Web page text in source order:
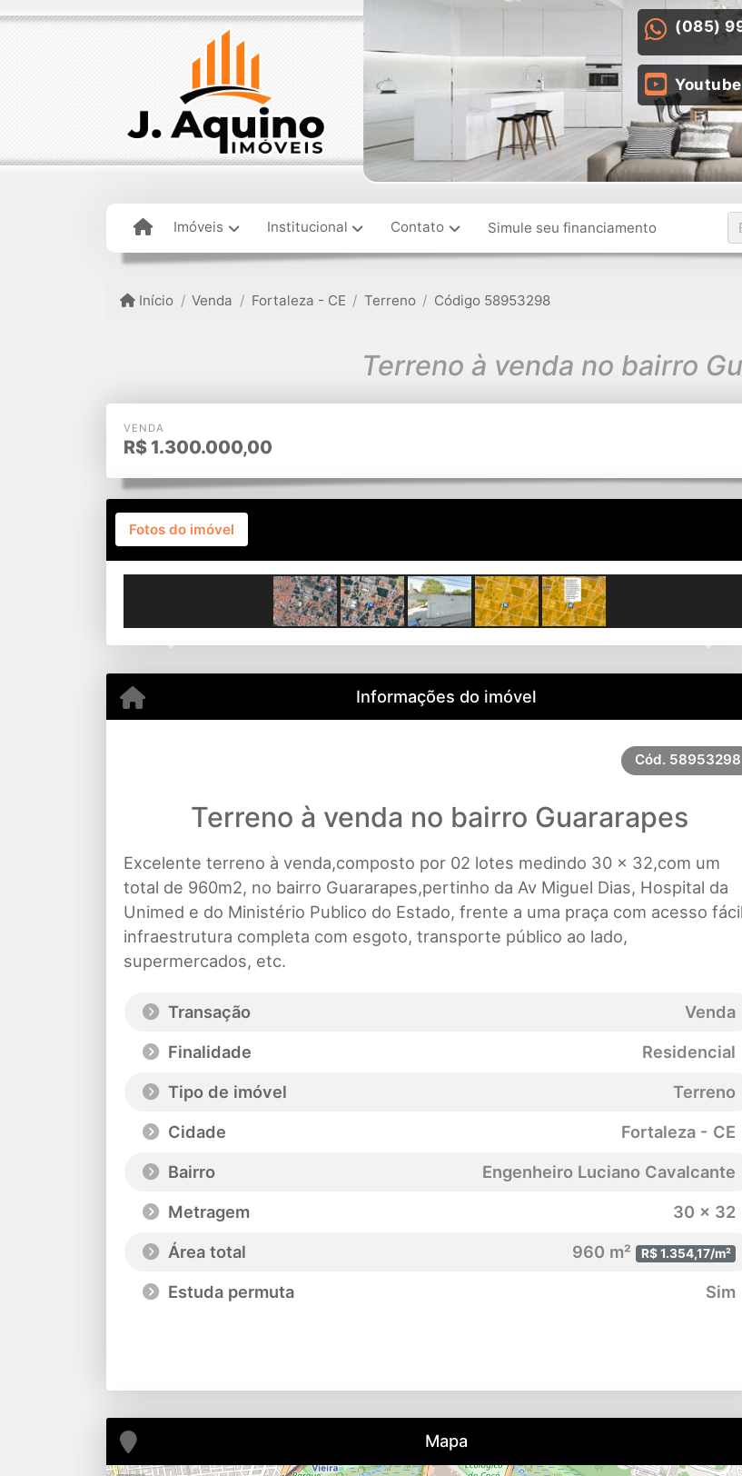
(085)
Youtube
Imóveis Institucional Contato Simule seu financiamento
Início Venda Fortaleza - CE Terreno Código 58953298
Terreno à venda no bairro
VENDA
R$ 1.300.000,00
Fotos do imóvel
Previous Next
Informações do imóvel
Cód. 58953298
Terreno à venda no bairro Guararapes
Excelente terreno à venda,composto por 02 lotes medindo 30 x 32,com um
total de 960m2, no bairro Guararapes,pertinho da Av Miguel Dias, Hospital da
Unimed e do Ministério Publico do Estado, frente a uma praça com acesso
infraestrutura completa com esgoto, transporte público ao lado,
supermercados, etc.
Transação
Venda
Finalidade
Residencial
Tipo de imóvel
Terreno
Cidade
Fortaleza - CE
Bairro
Engenheiro Luciano Cavalcante
Metragem
30 x 32
Área total
960 m² R$ 1.354,17/m²
Estuda permuta Sim
Mapa